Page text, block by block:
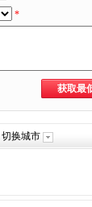
*
切换城市